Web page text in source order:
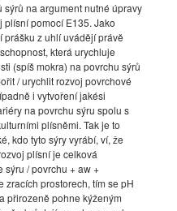
sýrů na argument nutné úpravy
plísní pomocí E135. Jako
prášku z uhlí uvádějí právě
která urychluje
(spíš mokra) na povrchu sýrů
/ urychlit rozvoj povrchové
i vytvoření jakési
na povrchu sýru spolu s
plísněmi. Tak je to
kdo tyto sýry vyrábí, ví, že
plísní je celková
sýru / povrchu + aw +
zracích prostorech, tím se pH
přirozeně pohne kýženým